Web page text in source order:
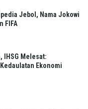
Jebol, Nama Jokowi
FIFA
IHSG Melesat:
Ekonomi